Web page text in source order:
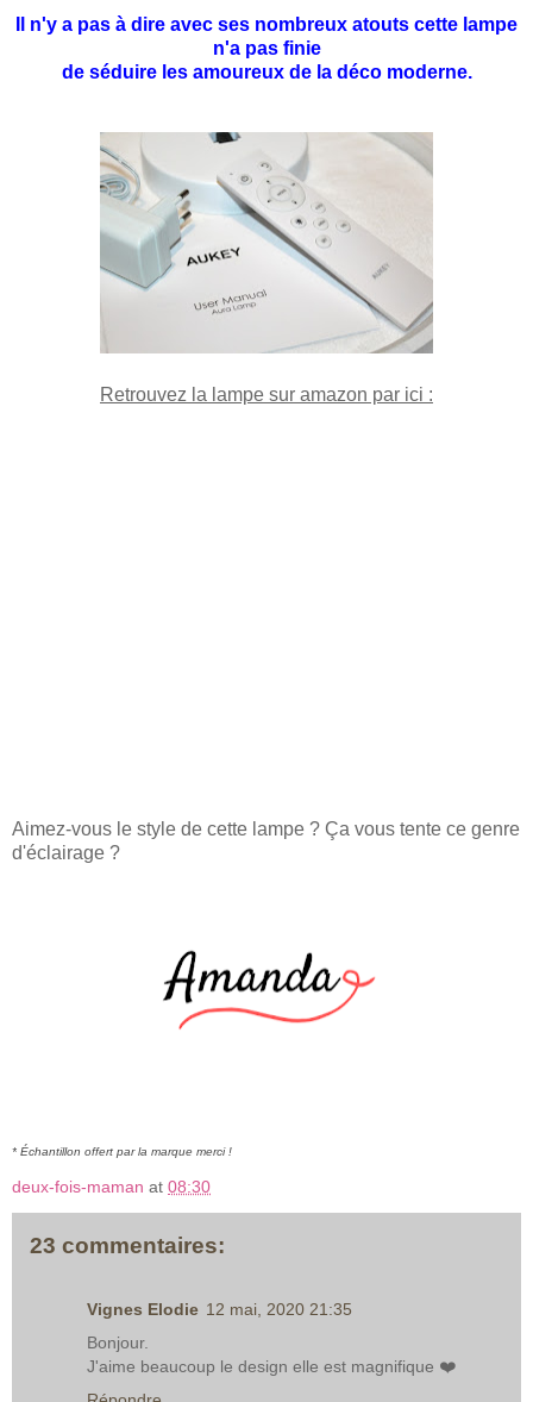
Il n'y a pas à dire avec ses nombreux atouts cette lampe
n'a pas finie
de séduire les amoureux de la déco moderne.
Retrouvez la lampe sur amazon par ici :
Aimez-vous le style de cette lampe ? Ça vous tente ce genre
d'éclairage ?
* Échantillon offert par la marque merci !
deux-fois-maman at 08:30
23 commentaires:
Vignes Elodie 12 mai, 2020 21:35
Bonjour.
J'aime beaucoup le design elle est magnifique ❤️